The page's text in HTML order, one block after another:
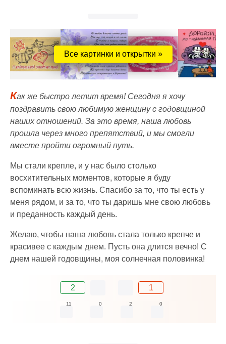
Все картинки и открытки »
Как же быстро летит время! Сегодня я хочу
поздравить свою любимую женщину с годовщиной
наших отношений. За это время, наша любовь
прошла через много препятствий, и мы смогли
вместе пройти огромный путь.
Мы стали крепле, и у нас было столько
восхитительных моментов, которые я буду
вспоминать всю жизнь. Спасибо за то, что ты есть у
меня рядом, и за то, что ты даришь мне свою любовь
и преданность каждый день.
Желаю, чтобы наша любовь стала только крепче и
красивее с каждым днем. Пусть она длится вечно! С
днем нашей годовщины, моя солнечная половинка!
2 1
11 0 2 0